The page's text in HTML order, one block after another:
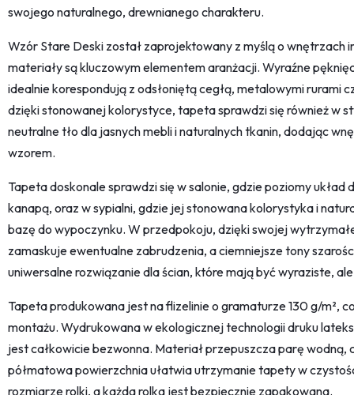
swojego naturalnego, drewnianego charakteru.
Wzór Stare Deski został zaprojektowany z myślą o wnętrzach
materiały są kluczowym elementem aranżacji. Wyraźne
idealnie korespondują z odsłoniętą cegłą, metalowymi rurami
dzięki stonowanej kolorystyce, tapeta sprawdzi się również w
neutralne tło dla jasnych mebli i naturalnych tkanin, dodając
wzorem.
Tapeta doskonale sprawdzi się w salonie, gdzie poziomy
kanapą, oraz w sypialni, gdzie jej stonowana kolorystyka i
bazę do wypoczynku. W przedpokoju, dzięki swojej
zamaskuje ewentualne zabrudzenia, a ciemniejsze tony
uniwersalne rozwiązanie dla ścian, które mają być wyraziste,
Tapeta produkowana jest na flizelinie o gramaturze 130 g/m²,
montażu. Wydrukowana w ekologicznej technologii druku
jest całkowicie bezwonna. Materiał przepuszcza parę wodną,
półmatowa powierzchnia ułatwia utrzymanie tapety w
rozmiarze rolki, a każda rolka jest bezpiecznie zapakowana.